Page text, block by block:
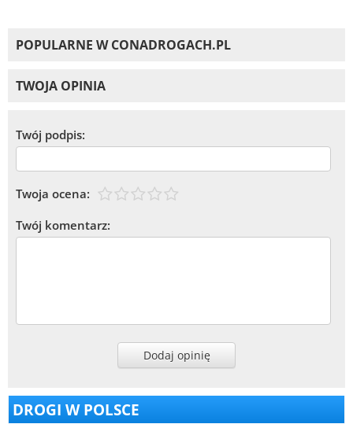
POPULARNE W CONADROGACH.PL
TWOJA OPINIA
Twój podpis:
Twoja ocena:
Twój komentarz:
Dodaj opinię
DROGI W POLSCE